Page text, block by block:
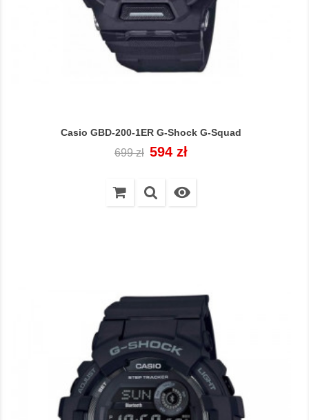
Casio GBD-200-1ER G-Shock G-Squad
Cena
699 zł Cena
594 zł
